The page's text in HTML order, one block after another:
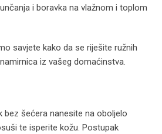
i boravka na vlažnom i toplom
savjete kako da se riješite ružnih
iz vašeg domaćinstva.
bez šećera nanesite na oboljelo
te isperite kožu. Postupak